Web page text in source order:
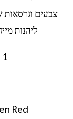
צבעים וגרסאות
ליהנות
1
Red